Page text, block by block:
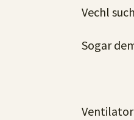
Vechl
Sogar